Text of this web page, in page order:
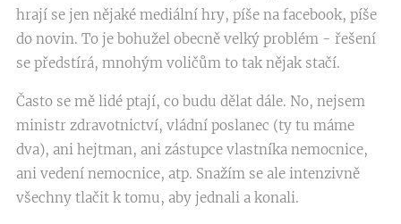
hrají se jen nějaké mediální hry, píše na facebook, píše
do novin. To je bohužel obecně velký problém - řešení
se předstírá, mnohým voličům to tak nějak stačí.
Často se mě lidé ptají, co budu dělat dále. No, nejsem
ministr zdravotnictví, vládní poslanec (ty tu máme
dva), ani hejtman, ani zástupce vlastníka nemocnice,
ani vedení nemocnice, atp. Snažím se ale intenzivně
všechny tlačit k tomu, aby jednali a konali.